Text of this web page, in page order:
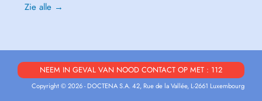
Zie alle →
NEEM IN GEVAL VAN NOOD CONTACT OP MET : 112
Copyright © 2026 - DOCTENA S.A. 42, Rue de la Vallée, L-2661 Luxembourg